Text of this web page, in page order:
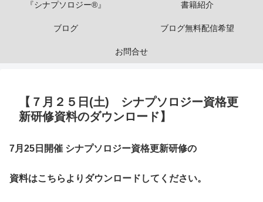
『シナプソロジー®』 書籍紹介
ブログ ブログ無料配信希望
お問合せ
【７月２５日(土) シナプソロジー資格更
新研修資料のダウンロード】
7月25日開催 シナプソロジー資格更新研修の
資料はこちらよりダウンロードしてください。